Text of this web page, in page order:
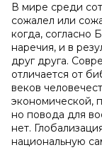
В мире среди
сожалел или
когда, согласно
наречия, и в
друг друга.
отличается от
веков
экономической,
но повода для
нет.
национальную